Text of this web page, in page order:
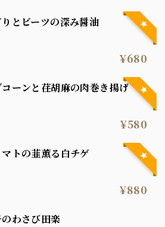
りとビーツの深み醤油
¥680
コーンと荏胡麻の肉巻き揚げ
¥580
マトの韮薫る白チゲ
¥880
のわさび田楽